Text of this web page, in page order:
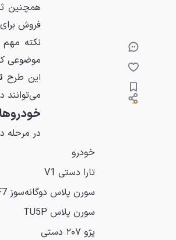
همچنین
فروش
نکته مهم
موضوعی
این طرح
می‌توانند
در مرحله
خودرو
تارا دستی V1
سورن پلاس دوگانه‌سوز EF7
سورن پلاس TU5P
پژو ۲۰۷ دستی